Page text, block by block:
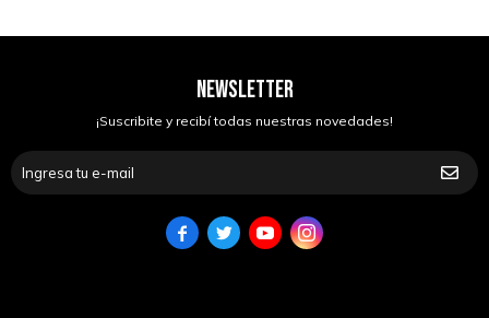
NEWSLETTER
¡Suscribite y recibí todas nuestras novedades!
   